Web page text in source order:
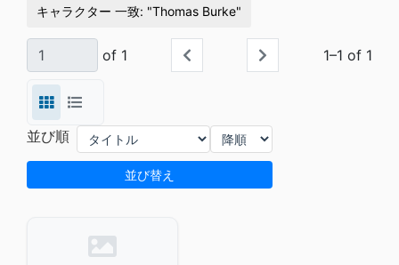
キャラクター 一致 Thomas Burke
of 1 1–1 of 1
並び順
並び替え